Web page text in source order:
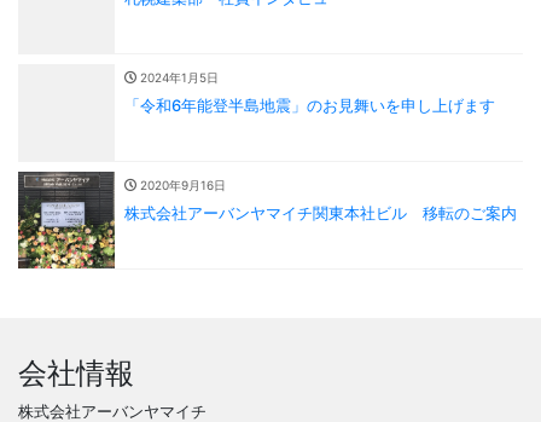
2024年1月5日
「令和6年能登半島地震」のお見舞いを申し上げます
2020年9月16日
株式会社アーバンヤマイチ関東本社ビル 移転のご案内
会社情報
株式会社アーバンヤマイチ